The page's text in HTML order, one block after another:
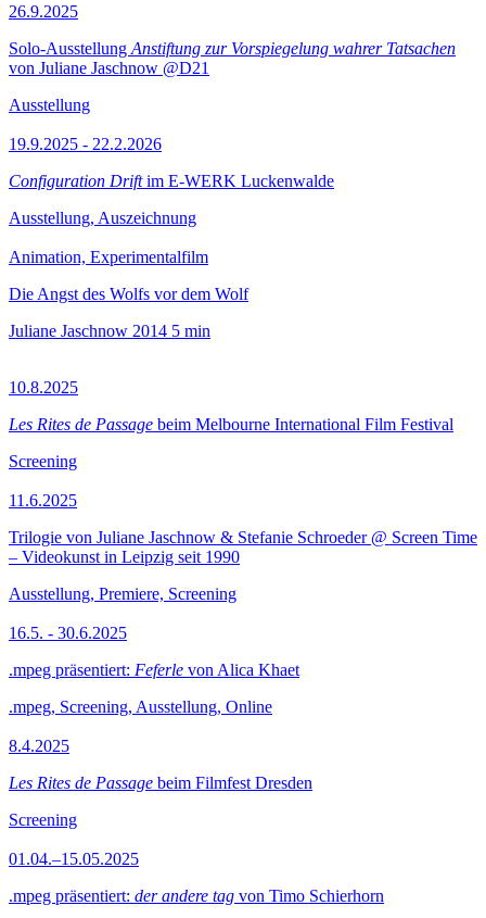
26.9.2025
Solo-Ausstellung Anstiftung zur Vorspiegelung wahrer Tatsachen
von Juliane Jaschnow @D21
Ausstellung
19.9.2025 - 22.2.2026
Configuration Driftim E-WERK Luckenwalde
Ausstellung, Auszeichnung
Animation, Experimentalfilm
Die Angst des Wolfs vor dem Wolf
Juliane Jaschnow 2014 5 min
10.8.2025
Les Rites de Passage beim Melbourne International Film Festival
Screening
11.6.2025
Trilogie von Juliane Jaschnow & Stefanie Schroeder @ Screen Time
– Videokunst in Leipzig seit 1990
Ausstellung, Premiere, Screening
16.5. - 30.6.2025
.mpeg präsentiert: Feferle von Alica Khaet
.mpeg, Screening, Ausstellung, Online
8.4.2025
Les Rites de Passage beim Filmfest Dresden
Screening
01.04.–15.05.2025
.mpeg präsentiert: der andere tag von Timo Schierhorn